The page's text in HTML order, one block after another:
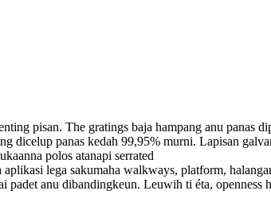
pisan. The gratings baja hampang anu panas
dicelup panas kedah 99,95% murni. Lapisan
polos atanapi serrated
lega sakumaha walkways, platform,
anu dibandingkeun. Leuwih ti éta, openness